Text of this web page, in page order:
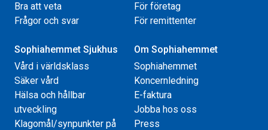
Bra att veta
Frågor och svar
För företag
För remittenter
Sophiahemmet Sjukhus
Vård i världsklass
Säker vård
Hälsa och hållbar
utveckling
Klagomål/synpunkter på
Om Sophiahemmet
Sophiahemmet
Koncernledning
E-faktura
Jobba hos oss
Press